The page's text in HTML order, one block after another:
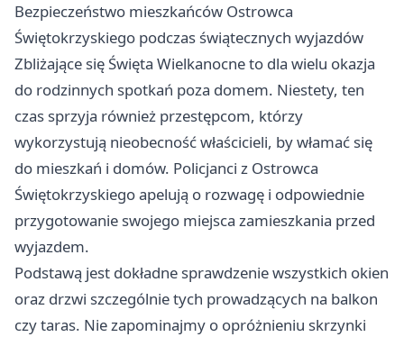
Bezpieczeństwo mieszkańców Ostrowca
Świętokrzyskiego podczas świątecznych wyjazdów
Zbliżające się Święta Wielkanocne to dla wielu okazja
do rodzinnych spotkań poza domem. Niestety, ten
czas sprzyja również przestępcom, którzy
wykorzystują nieobecność właścicieli, by włamać się
do mieszkań i domów. Policjanci z Ostrowca
Świętokrzyskiego apelują o rozwagę i odpowiednie
przygotowanie swojego miejsca zamieszkania przed
wyjazdem.
Podstawą jest dokładne sprawdzenie wszystkich okien
oraz drzwi szczególnie tych prowadzących na balkon
czy taras. Nie zapominajmy o opróżnieniu skrzynki